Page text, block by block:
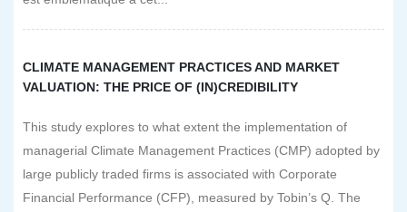
CLIMATE MANAGEMENT PRACTICES AND MARKET
VALUATION: THE PRICE OF (IN)CREDIBILITY
This study explores to what extent the implementation of
managerial Climate Management Practices (CMP) adopted by
large publicly traded firms is associated with Corporate
Financial Performance (CFP), measured by Tobin’s Q. The